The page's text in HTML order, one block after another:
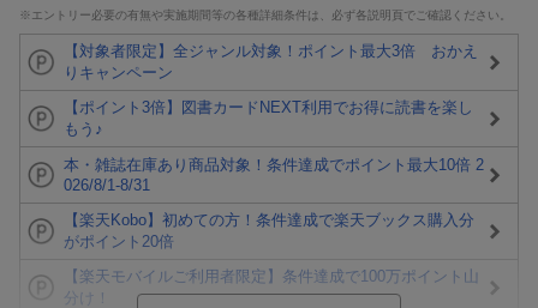
※エントリー必要の有無や実施期間等の各種詳細条件は、必ず各説明頁でご確認ください。
【対象者限定】全ジャンル対象！ポイント最大3倍 おかえ
りキャンペーン
【ポイント3倍】図書カードNEXT利用でお得に読書を楽し
もう♪
本・雑誌在庫あり商品対象！条件達成でポイント最大10倍 2
026/8/1-8/31
【楽天Kobo】初めての方！条件達成で楽天ブックス購入分
がポイント20倍
【楽天モバイルご利用者限定】条件達成で100万ポイント山
分け！